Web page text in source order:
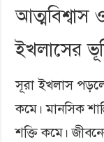
আত্মবিশ্বাস
ইখলাসের
সূরা ইখলাস পড়লে
কমে। মানসিক
শক্তি কমে।